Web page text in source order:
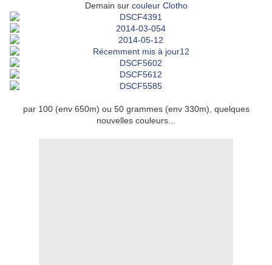
Demain sur couleur Clotho
par 100 (env 650m) ou 50 grammes (env 330m), quelques
nouvelles couleurs...